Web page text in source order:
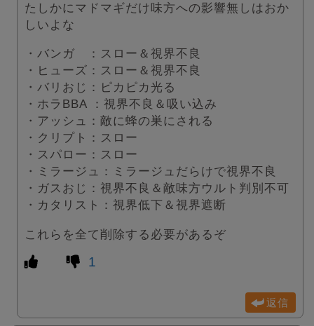
たしかにマドマギだけ味方への影響無しはおか
しいよな
・バンガ ：スロー＆視界不良
・ヒューズ：スロー＆視界不良
・バリおじ：ピカピカ光る
・ホラBBA ：視界不良＆吸い込み
・アッシュ：敵に蜂の巣にされる
・クリプト：スロー
・スパロー：スロー
・ミラージュ：ミラージュだらけで視界不良
・ガスおじ：視界不良＆敵味方ウルト判別不可
・カタリスト：視界低下＆視界遮断
これらを全て削除する必要があるぞ
1
返信